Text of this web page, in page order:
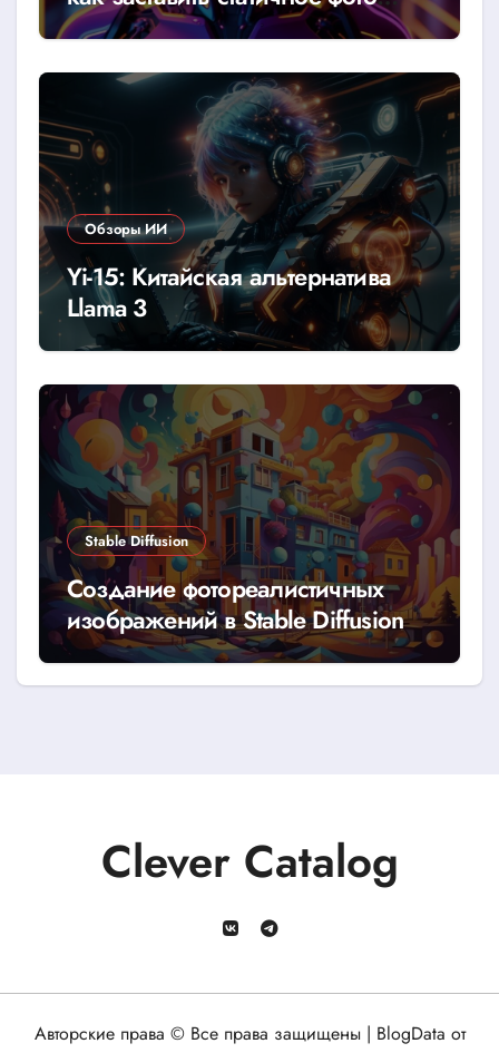
говорить
Обзоры ИИ
Yi-15: Китайская альтернатива
Llama 3
Stable Diffusion
Создание фотореалистичных
изображений в Stable Diffusion
Clever Catalog
Авторские права © Все права защищены | BlogData от